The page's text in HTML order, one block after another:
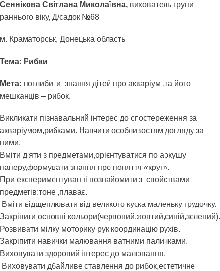
Сеннікова Світлана Миколаївна, вихователь групи
раннього віку, Д/садок №68
м. Краматорськ, Донецька область
Тема: Рибки
Мета: поглибити знання дітей про акваріум ,та його
мешканців – рибок.
Викликати пізнавальний інтерес до спостереження за
акваріумом,рибками. Навчити особливостям догляду за
ними.
Вміти діяти з предметами,орієнтуватися по аркушу
паперу,формувати знання про поняття «круг».
При експериментуванні познайомити з свойствами
предметів:тоне ,плаває.
Вміти відщеплювати від великого куска маленьку грудочку.
Закріпити основні кольори(червоний,жовтий,синій,зелений).
Розвивати мілку моторику рук,координацію рухів.
Закріпити навички малювання ватними паличками.
Виховувати здоровий інтерес до малювання.
Виховувати дбайливе ставлення до рибок,естетичне